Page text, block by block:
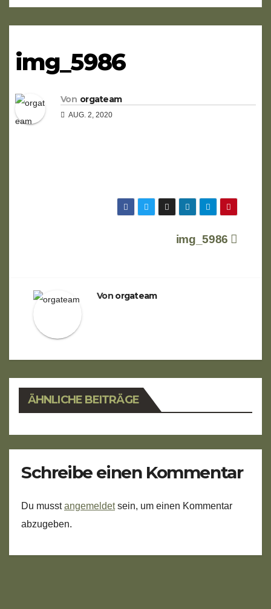
img_5986
Von orgateam
AUG. 2, 2020
Beitragsnavigation
img_5986
Von orgateam
ÄHNLICHE BEITRÄGE
Schreibe einen Kommentar
Du musstangemeldetsein, um einen Kommentar
abzugeben.